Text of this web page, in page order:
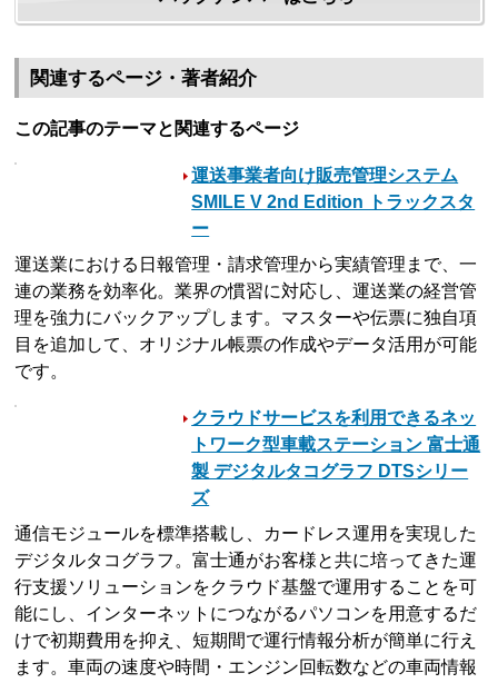
関連するページ・著者紹介
この記事のテーマと関連するページ
運送事業者向け販売管理システム
SMILE V 2nd Edition トラックスタ
ー
運送業における日報管理・請求管理から実績管理まで、一
連の業務を効率化。業界の慣習に対応し、運送業の経営管
理を強力にバックアップします。マスターや伝票に独自項
目を追加して、オリジナル帳票の作成やデータ活用が可能
です。
クラウドサービスを利用できるネッ
トワーク型車載ステーション 富士通
製 デジタルタコグラフ DTSシリー
ズ
通信モジュールを標準搭載し、カードレス運用を実現した
デジタルタコグラフ。富士通がお客様と共に培ってきた運
行支援ソリューションをクラウド基盤で運用することを可
能にし、インターネットにつながるパソコンを用意するだ
けで初期費用を抑え、短期間で運行情報分析が簡単に行え
ます。車両の速度や時間・エンジン回転数などの車両情報